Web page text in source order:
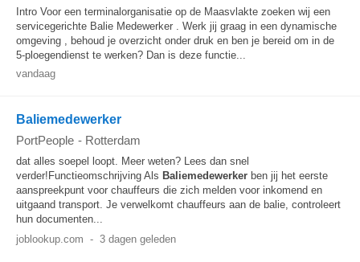
Intro Voor een terminalorganisatie op de Maasvlakte zoeken wij een
servicegerichte Balie Medewerker . Werk jij graag in een dynamische
omgeving , behoud je overzicht onder druk en ben je bereid om in de
5-ploegendienst te werken? Dan is deze functie...
vandaag
Baliemedewerker
PortPeople - Rotterdam
dat alles soepel loopt. Meer weten? Lees dan snel
verder!Functieomschrijving Als Baliemedewerker ben jij het eerste
aanspreekpunt voor chauffeurs die zich melden voor inkomend en
uitgaand transport. Je verwelkomt chauffeurs aan de balie, controleert
hun documenten...
joblookup.com - 3 dagen geleden